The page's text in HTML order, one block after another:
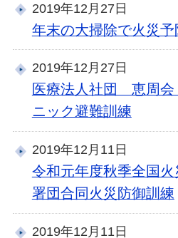
2019年12月27日
年末の大掃除で火災予
2019年12月27日
医療法人社団 恵周
ニック避難訓練
2019年12月11日
令和元年度秋季全国火
署団合同火災防御訓練
2019年12月11日